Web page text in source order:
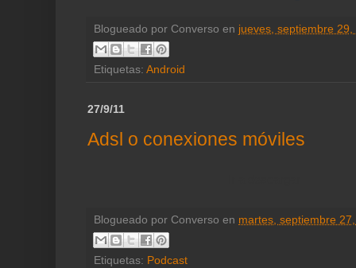
Blogueado por Converso en jueves, septiembre 29,
Etiquetas: Android
27/9/11
Adsl o conexiones móviles
Blogueado por Converso en martes, septiembre
Etiquetas: Podcast